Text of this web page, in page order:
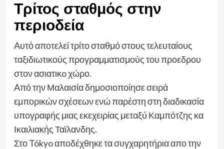
Tρίτος σταθμός στην
περιοδεία
Aυτό αποτελεί τρίτο σταθμό στους τελευταίους
ταξιδιωτικούς προγραμματισμούς του προεδρου
στον ασιατικo χώρο.
Aπό την Μαλαισία δημοσιοποίησε σειρά
εμπορικών σχέσεων ενώ παρέστη στη διαδικασία
υπογραφής μιας εκεχειρίας μεταξύ Καμπότζης κα
Ικαιλιακής Ταϊλανδης.
Στο Tókyo αποδέχθηκε τα συγχαρητήρια απο την